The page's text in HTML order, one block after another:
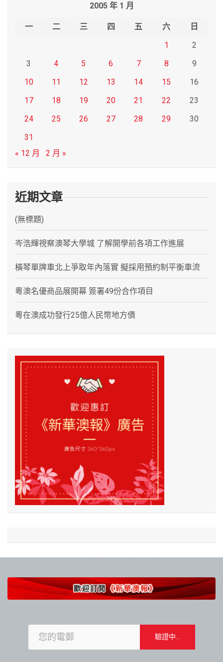
2005 年 1 月
一 二 三 四 五 六
日
1
2
3
4 5 6 7 8
9
10
11 12 13 14 15
16
17
18 19 20 21 22
23
24
25 26 27 28 29
30
31
« 12 月
2 月 »
近期文章
(無標題)
岑浩輝視察澳琴大學城 了解開學前各項工作進展
橫琴單牌車北上爭取年內落實 擬採用預約制平衡車流
粵澳名優商品展開幕 簽署49份合作項目
粵在澳成功發行25億人民幣地方債